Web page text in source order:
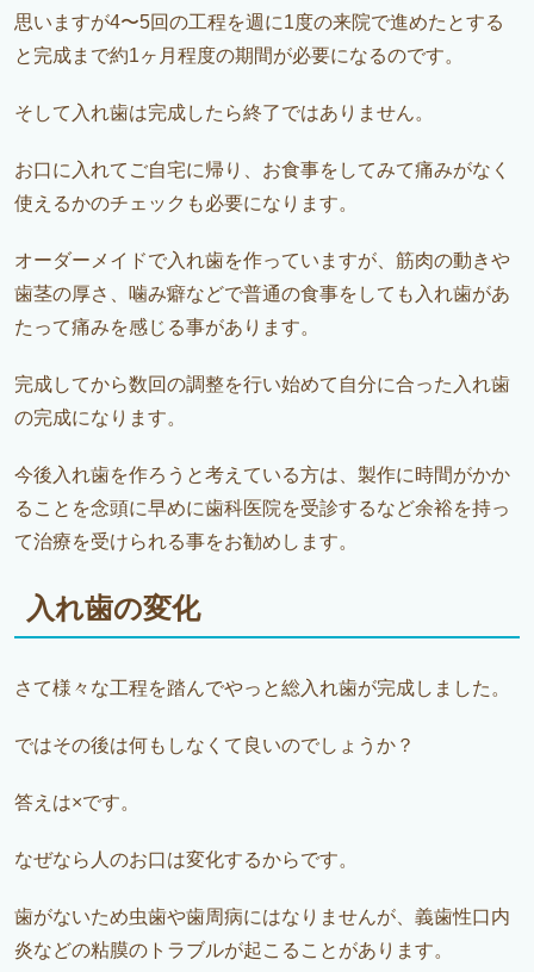
思いますが4〜5回の工程を週に1度の来院で進めたとする
と完成まで約1ヶ月程度の期間が必要になるのです。
そして入れ歯は完成したら終了ではありません。
お口に入れてご自宅に帰り、お食事をしてみて痛みがなく
使えるかのチェックも必要になります。
オーダーメイドで入れ歯を作っていますが、筋肉の動きや
歯茎の厚さ、噛み癖などで普通の食事をしても入れ歯があ
たって痛みを感じる事があります。
完成してから数回の調整を行い始めて自分に合った入れ歯
の完成になります。
今後入れ歯を作ろうと考えている方は、製作に時間がかか
ることを念頭に早めに歯科医院を受診するなど余裕を持っ
て治療を受けられる事をお勧めします。
入れ歯の変化
さて様々な工程を踏んでやっと総入れ歯が完成しました。
ではその後は何もしなくて良いのでしょうか？
答えは×です。
なぜなら人のお口は変化するからです。
歯がないため虫歯や歯周病にはなりませんが、義歯性口内
炎などの粘膜のトラブルが起こることがあります。